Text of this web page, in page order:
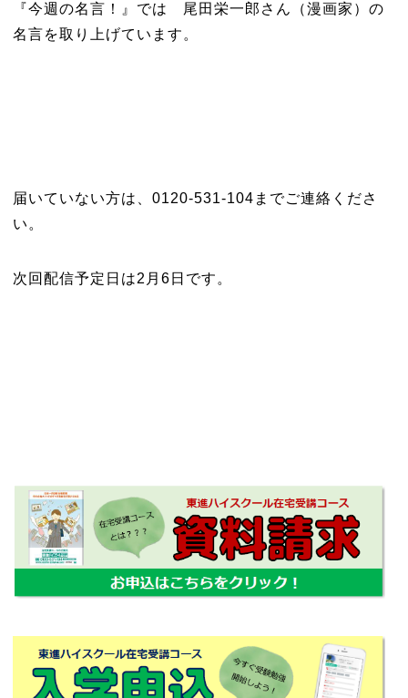
『今週の名言！』では 尾田栄一郎さん（漫画家）の
名言を取り上げています。
届いていない方は、0120-531-104までご連絡くださ
い。
次回配信予定日は2月6日です。